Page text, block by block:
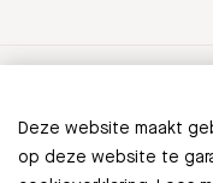
Deze website maakt
op deze website te
© Copyright 2026
Patient